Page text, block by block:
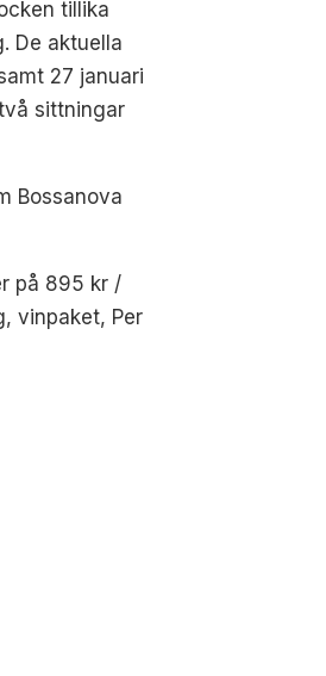
tillika
De aktuella
27 januari
sittningar
Bossanova
på 895 kr /
vinpaket, Per